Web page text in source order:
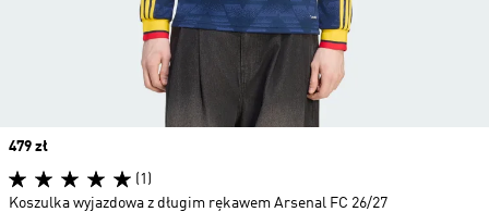
Price
479 zł
(1)
Koszulka wyjazdowa z długim rękawem Arsenal FC 26/27